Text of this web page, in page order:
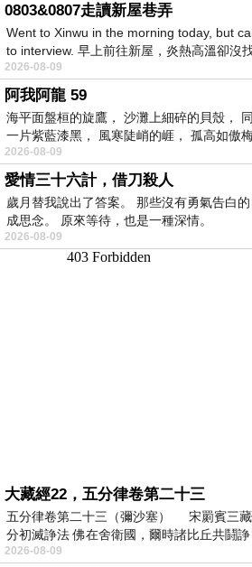
0803&0807走讀新屋巷弄
Went to Xinwu in the morning today, but
to interview. 早上前往新屋，炎熱高溫卻沒
2026-08-09
阿我阿龍 59
海平面盤桓的旋鷹， 沙灘上細碎的貝殼，
一片紫藍漆黑， 風寒陡峭的崕， 孤高如傲
2026-08-09
愛情三十六計，借刀殺人
歲月替我說出了答案。 那些沒有勇氣告白
成思念。 原來等待，也是一種深情。
2026-08-09
大藏經22，五分律卷第二十三
五分律卷第二十三（彌沙塞） 宋罽賓三藏
分初滅諍法 佛在舍衛國，爾時諸比丘共鬪諍
2026-08-09